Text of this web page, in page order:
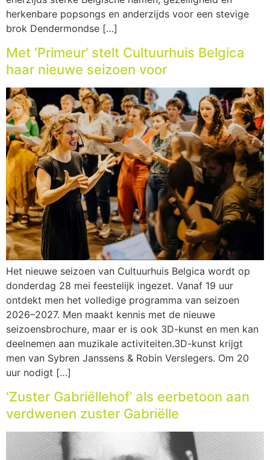
herkenbare popsongs en anderzijds voor een stevige
brok Dendermondse […]
Met ‘Primeur’ stelt Cultuurhuis Belgica
haar nieuwe seizoen voor
Het nieuwe seizoen van Cultuurhuis Belgica wordt op
donderdag 28 mei feestelijk ingezet. Vanaf 19 uur
ontdekt men het volledige programma van seizoen
2026–2027. Men maakt kennis met de nieuwe
seizoensbrochure, maar er is ook 3D-kunst en men kan
deelnemen aan muzikale activiteiten.3D-kunst krijgt
men van Sybren Janssens & Robin Verslegers. Om 20
uur nodigt […]
‘Zuster Gabriëllehof’ als eerbetoon aan
verdwenen zuster Gabriëlle